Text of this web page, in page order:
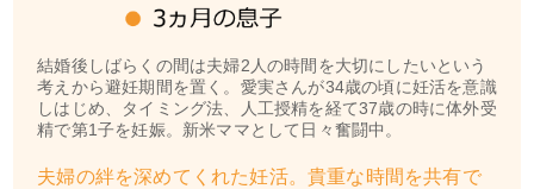
結婚後しばらくの間は夫婦2人の時間を大切にしたいという
考えから避妊期間を置く。愛実さんが34歳の頃に妊活を意識
しはじめ、タイミング法、人工授精を経て37歳の時に体外受
精で第1子を妊娠。新米ママとして日々奮闘中。
夫婦の絆を深めてくれた妊活。貴重な時間を共有で